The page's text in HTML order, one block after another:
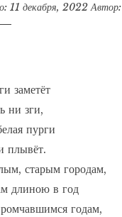
11 декабря, 2022Автор:
заметёт
ни зги,
пурги
плывёт.
старым городам,
длиною в год
годам,